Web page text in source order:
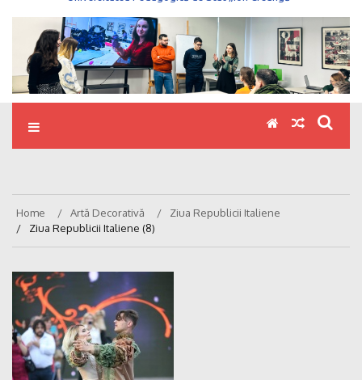
Home Artă Decorativă
Ziua Republicii Italiene
Ziua Republicii Italiene (8)